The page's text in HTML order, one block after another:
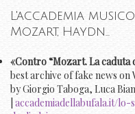
L'accademia
Mozart, Haydn...
«Contro “Mozart. La caduta
best archive of fake news on
by Giorgio Taboga, Luca
accademiadellabufala.it/